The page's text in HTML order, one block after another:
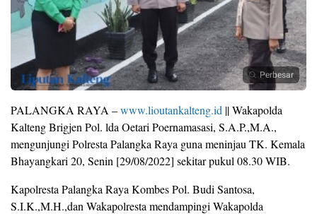
Perbesar
PALANGKA RAYA –www.lioutankalteng.id || Wakapolda
Kalteng Brigjen Pol. lda Oetari Poernamasasi, S.A.P.,M.A.,
mengunjungi Polresta Palangka Raya guna meninjau TK. Kemala
Bhayangkari 20, Senin [29/08/2022] sekitar pukul 08.30 WIB.
Kapolresta Palangka Raya Kombes Pol. Budi Santosa,
S.I.K.,M.H.,dan Wakapolresta mendampingi Wakapolda